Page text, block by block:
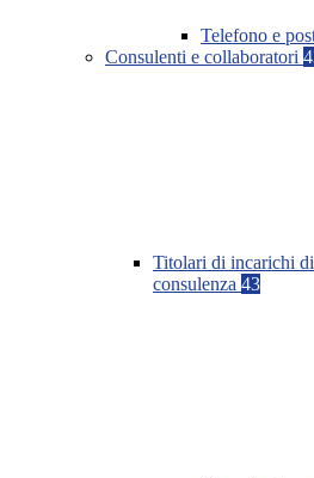
Telefono e
Consulenti e collaboratori
Titolari di incarichi
consulenza 43